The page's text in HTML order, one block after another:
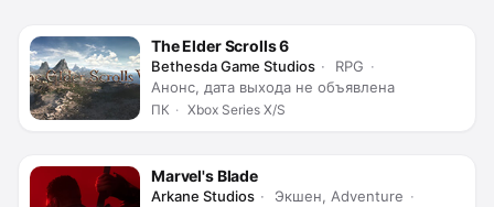
The Elder Scrolls 6
Bethesda Game Studios
RPG
Анонс, дата выхода не объявлена
ПК Xbox Series X/S
Marvel's Blade
Arkane Studios
Экшен, Adventure